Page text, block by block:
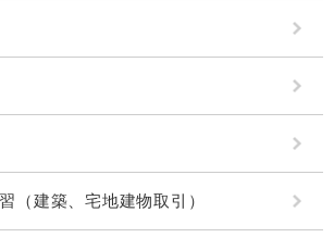
（建築、宅地建物取引）